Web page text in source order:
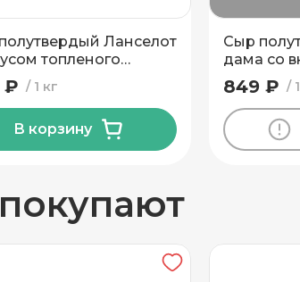
Ланселот
топленого
45% Беловежский
1 кг
₽
В корзину
Сыр
дама со
ореха
МПЗ
849 ₽